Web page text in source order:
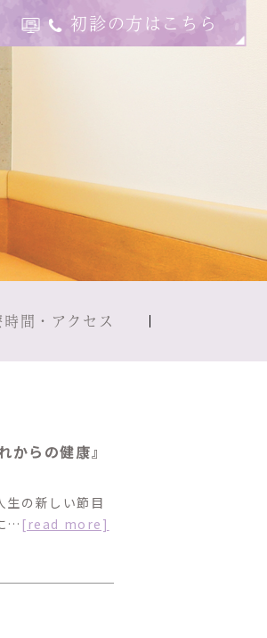
初診の方はこちら
時間・アクセス
らの健康』
生の新しい節目
… [read more]